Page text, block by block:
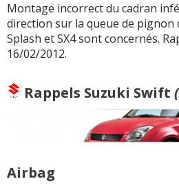
Montage incorrect du cadran
direction sur la queue de pignon
Splash et SX4 sont concernés.
16/02/2012.
Rappels Suzuki Swift
Airbag